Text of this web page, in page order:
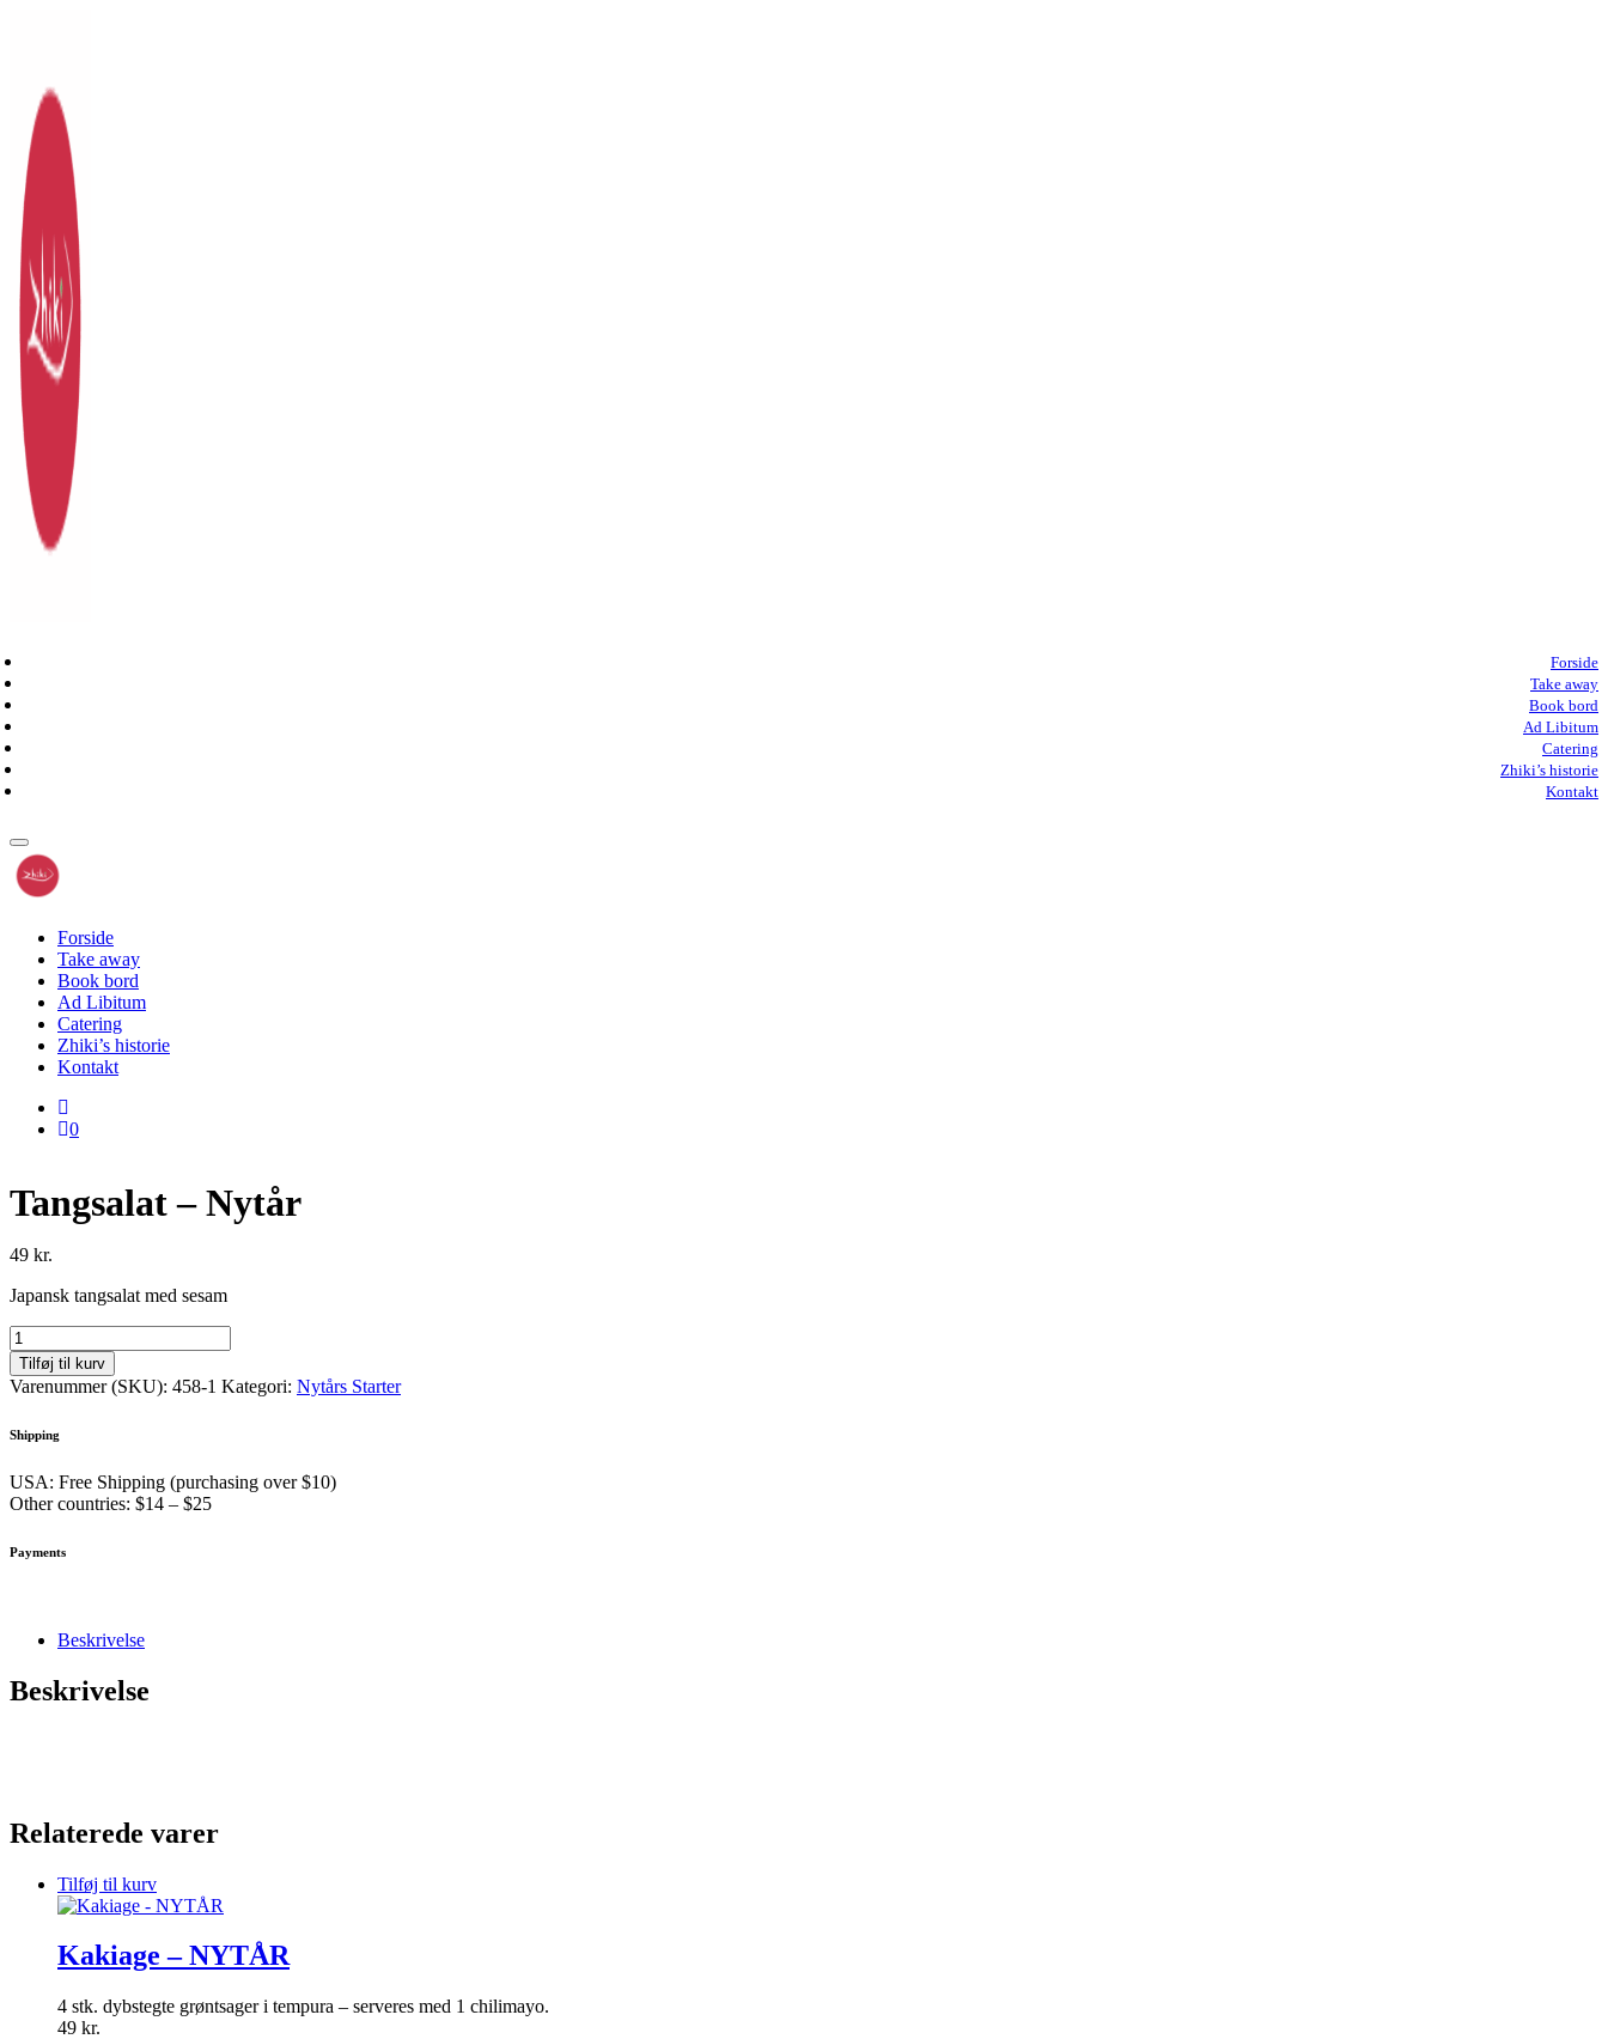
Forside
Take away
Book bord
Ad Libitum
Catering
Zhiki’s historie
Kontakt
Forside
Take away
Book bord
Ad Libitum
Catering
Zhiki’s historie
Kontakt
0
Tangsalat – Nytår
49 kr.
Japansk tangsalat med sesam
Tangsalat
-
Nytår
antal
Tilføj til kurv
Varenummer (SKU): 458-1 Kategori: Nytårs Starter
Shipping
USA: Free Shipping (purchasing over $10)
Other countries: $14 – $25
Payments
Beskrivelse
Beskrivelse
Relaterede varer
Tilføj til kurv
Kakiage – NYTÅR
4 stk. dybstegte grøntsager i tempura – serveres med 1 chilimayo.
49 kr.